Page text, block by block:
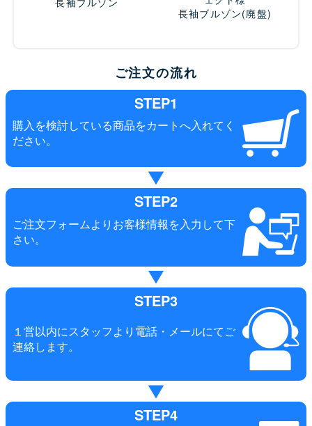
長袖ブルゾン(廃盤)
ご注文の流れ
STEP1
購入を検討している商品をカートへ入れてく
ださい。
STEP2
ご注文フォームよりお客様情報を入力して下
さい。
STEP3
１営以内にスタッフより電話・メールにてご
連絡します。
STEP4